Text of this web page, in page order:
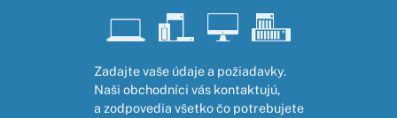
Zadajte vaše údaje a požiadavky.
Naši obchodníci vás kontaktujú,
a zodpovedia všetko čo potrebujete